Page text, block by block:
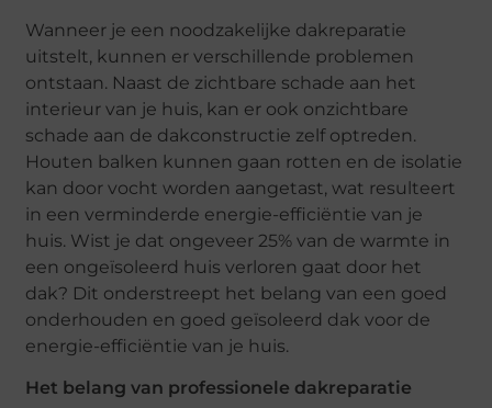
Wanneer je een noodzakelijke dakreparatie
uitstelt, kunnen er verschillende problemen
ontstaan. Naast de zichtbare schade aan het
interieur van je huis, kan er ook onzichtbare
schade aan de dakconstructie zelf optreden.
Houten balken kunnen gaan rotten en de isolatie
kan door vocht worden aangetast, wat resulteert
in een verminderde energie-efficiëntie van je
huis. Wist je dat ongeveer 25% van de warmte in
een ongeïsoleerd huis verloren gaat door het
dak? Dit onderstreept het belang van een goed
onderhouden en goed geïsoleerd dak voor de
energie-efficiëntie van je huis.
Het belang van professionele dakreparatie